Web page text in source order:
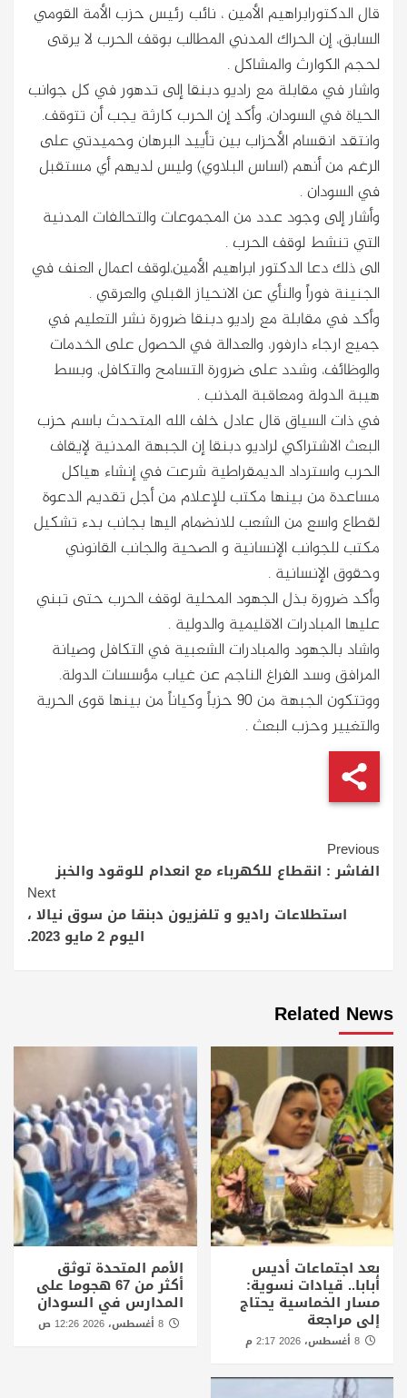
قال الدكتورابراهيم الأمين ، نائب رئيس حزب الأمة القومي
السابق، إن الحراك المدني المطالب بوقف الحرب لا يرقى
لحجم الكوارث والمشاكل .
واشار في مقابلة مع راديو دبنقا إلى تدهور في كل جوانب
الحياة في السودان، وأكد إن الحرب كارثة يجب أن تتوقف.
وانتقد انقسام الأحزاب بين تأييد البرهان وحميدتي على
الرغم من أنهم (اساس البلاوي) وليس لديهم أي مستقبل
في السودان .
وأشار إلى وجود عدد من المجموعات والتحالفات المدنية
التي تنشط لوقف الحرب .
الى ذلك دعا الدكتور ابراهيم الأمين،لوقف اعمال العنف في
الجنينة فوراً والنأي عن الانحياز القبلي والعرقي .
وأكد في مقابلة مع راديو دبنقا ضرورة نشر التعليم في
جميع ارجاء دارفور، والعدالة في الحصول على الخدمات
والوظائف، وشدد على ضرورة التسامح والتكافل، وبسط
هيبة الدولة ومعاقبة المذنب .
في ذات السياق قال عادل خلف الله المتحدث باسم حزب
البعث الاشتراكي لراديو دبنقا إن الجبهة المدنية لإيقاف
الحرب واسترداد الديمقراطية شرعت في إنشاء هياكل
مساعدة من بينها مكتب للإعلام من أجل تقديم الدعوة
لقطاع واسع من الشعب للانضمام اليها بجانب بدء تشكيل
مكتب للجوانب الإنسانية و الصحية والجانب القانوني
وحقوق الإنسانية .
وأكد ضرورة بذل الجهود المحلية لوقف الحرب حتى تبني
عليها المبادرات الاقليمية والدولية .
واشاد بالجهود والمبادرات الشعبية في التكافل وصيانة
المرافق وسد الفراغ الناجم عن غياب مؤسسات الدولة.
ووتتكون الجبهة من 90 حزباً وكياناً من بينها قوى الحرية
والتغيير وحزب البعث .
Continue
Reading
Previous
الفاشر : انقطاع للكهرباء مع انعدام للوقود والخبز
Next
استطلاعات راديو و تلفزيون دبنقا من سوق نيالا ،
اليوم 2 مايو 2023.
Related News
بعد اجتماعات أديس
أبابا.. قيادات نسوية:
مسار الخماسية يحتاج
إلى مراجعة
الأمم المتحدة توثق
أكثر من 67 هجوما على
المدارس في السودان
8 أغسطس، 2026 12:26 ص